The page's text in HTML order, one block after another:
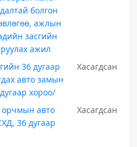
болгон
ажлын
засгийн
ажил
36 дугаар
авто замын
хороо/
Хасагдсан
орчмын авто
36 дугаар
Хасагдсан